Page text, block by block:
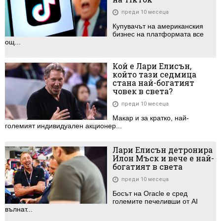
преди 10 месеца
Купувачът на американския
бизнес на платформата все
ощ...
Кой е Лари Елисън,
който тази седмица
стана най-богатият
човек в света?
преди 10 месеца
Макар и за кратко, най-
големият индивидуален акционер...
Лари Елисън детронира
Илон Мъск и вече е най-
богатият в света
преди 10 месеца
Босът на Oracle е сред
големите печеливши от AI
вълнат...